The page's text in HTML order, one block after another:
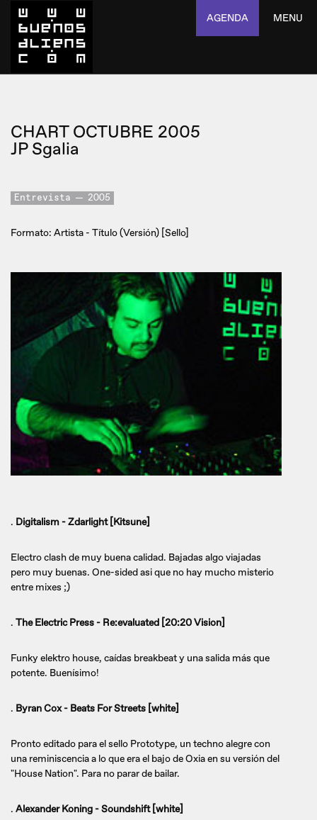
AGENDA MENU
CHART OCTUBRE 2005
JP Sgalia
Entrevista 2005
Formato: Artista - Título (Versión) [Sello]
. Digitalism - Zdarlight [Kitsune]
Electro clash de muy buena calidad. Bajadas algo viajadas
pero muy buenas. One-sided asi que no hay mucho misterio
entre mixes ;)
. The Electric Press - Re:evaluated [20:20 Vision]
Funky elektro house, caídas breakbeat y una salida más que
potente. Buenísimo!
. Byran Cox - Beats For Streets [white]
Pronto editado para el sello Prototype, un techno alegre con
una reminiscencia a lo que era el bajo de Oxia en su versión del
"House Nation". Para no parar de bailar.
. Alexander Koning - Soundshift [white]